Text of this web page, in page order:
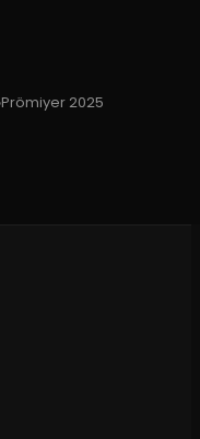
Prömiyer 2025